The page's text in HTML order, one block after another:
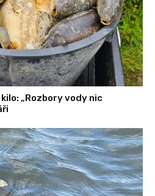
„Rozbory vody nic